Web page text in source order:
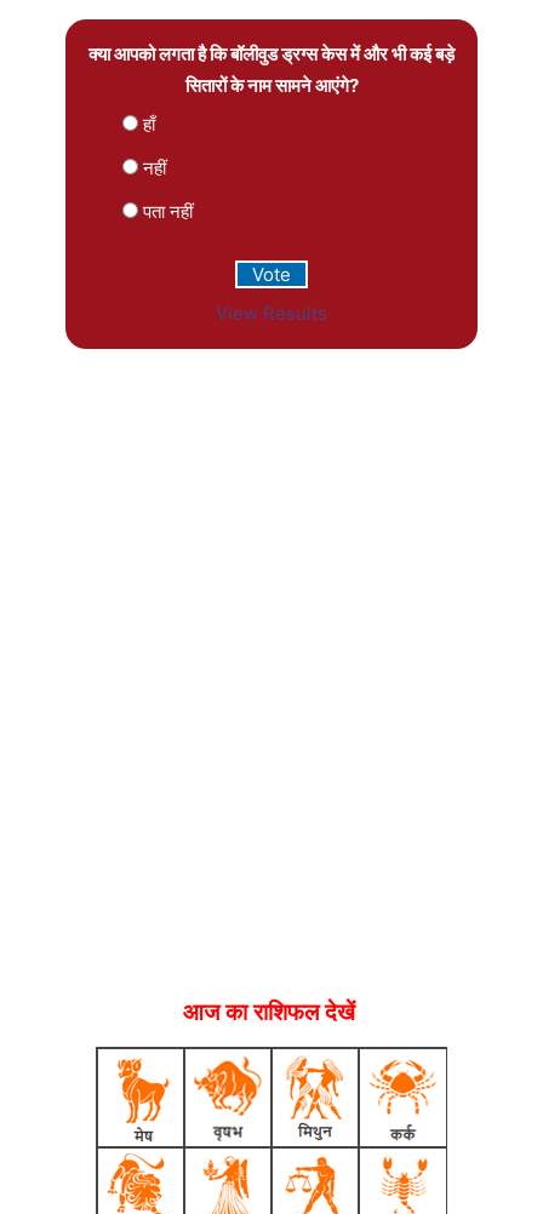
क्या आपको लगता है कि बॉलीवुड ड्रग्स केस में और भी कई बड़े
सितारों के नाम सामने आएंगे?
हाँ
नहीं
पता नहीं
View Results
आज का राशिफल देखें